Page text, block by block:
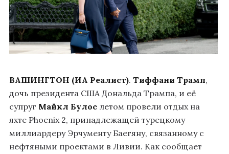
ВАШИНГТОН (ИА Реалист). Тиффани Трамп,
дочь президента США Дональда Трампа, и её
супруг Майкл Булос летом провели отдых на
яхте Phoenix 2, принадлежащей турецкому
миллиардеру Эрчументу Баегяну, связанному с
нефтяными проектами в Ливии. Как сообщает